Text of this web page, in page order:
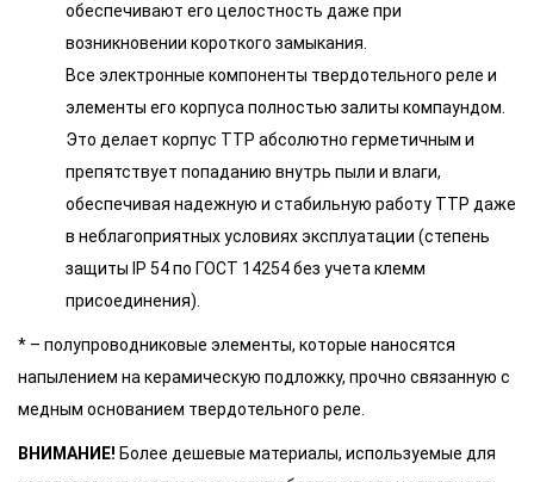
обеспечивают его целостность даже при
возникновении короткого замыкания.
Все электронные компоненты твердотельного реле и
элементы его корпуса полностью залиты компаундом.
Это делает корпус ТТР абсолютно герметичным и
препятствует попаданию внутрь пыли и влаги,
обеспечивая надежную и стабильную работу ТТР даже
в неблагоприятных условиях эксплуатации (степень
защиты IP 54 по ГОСТ 14254 без учета клемм
присоединения).
* – полупроводниковые элементы, которые наносятся
напылением на керамическую подложку, прочно связанную с
медным основанием твердотельного реле.
ВНИМАНИЕ! Более дешевые материалы, используемые для